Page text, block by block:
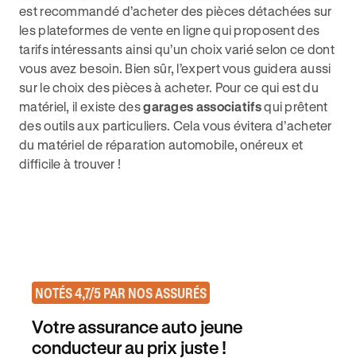
est recommandé d’acheter des pièces détachées sur
les plateformes de vente en ligne qui proposent des
tarifs intéressants ainsi qu’un choix varié selon ce dont
vous avez besoin. Bien sûr, l’expert vous guidera aussi
sur le choix des pièces à acheter. Pour ce qui est du
matériel, il existe desgarages associatifsqui prêtent
des outils aux particuliers. Cela vous évitera d’acheter
du matériel de réparation automobile, onéreux et
difficile à trouver !
NOTÉS 4,7/5 PAR NOS ASSURÉS
Votre assurance auto jeune
conducteur au prix juste !